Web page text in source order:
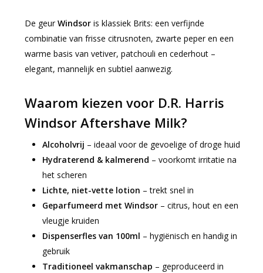
De geurWindsoris klassiek Brits: een verfijnde
combinatie van frisse citrusnoten, zwarte peper en een
warme basis van vetiver, patchouli en cederhout –
elegant, mannelijk en subtiel aanwezig.
Waarom kiezen voor D.R. Harris
Windsor Aftershave Milk?
Alcoholvrij – ideaal voor de gevoelige of droge huid
Hydraterend & kalmerend – voorkomt irritatie na
het scheren
Lichte, niet-vette lotion – trekt snel in
Geparfumeerd met Windsor– citrus, hout en een
vleugje kruiden
Dispenserfles van 100ml – hygiënisch en handig in
gebruik
Traditioneel vakmanschap – geproduceerd in